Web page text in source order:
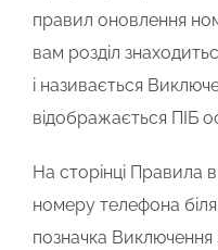
правил оновлення
вам розділ
і називається
відображається ПІБ
На сторінці Правила
номеру телефона
позначка Виключення